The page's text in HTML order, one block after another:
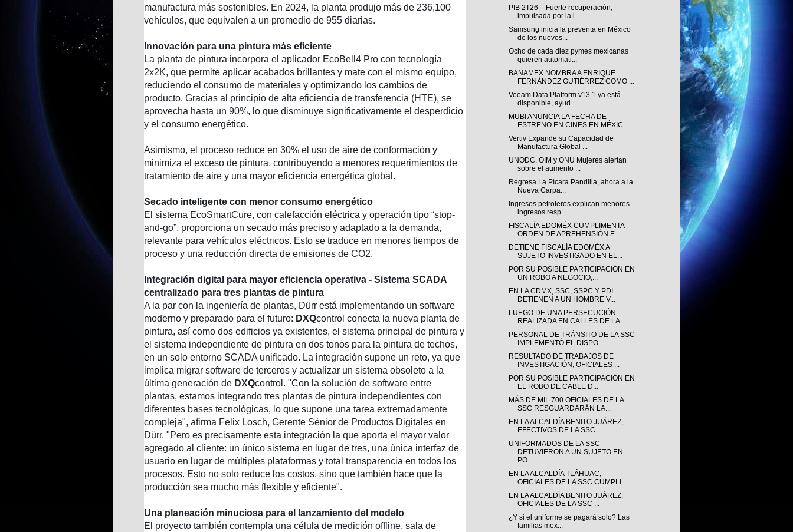
manufactura más sostenibles. En 2024, la planta produjo más de 236,100
vehículos, que equivalen a un promedio de 955 diarias.
Innovación para una pintura más eficiente
La planta de pintura incorpora el aplicador EcoBell4 Pro con tecnología
2x2K, que permite aplicar acabados brillantes y mate con el mismo equipo,
reduciendo el consumo de materiales y optimizando los cambios de
producto. Gracias al principio de alta eficiencia de transferencia (HTE), se
aprovecha hasta un 90%, lo que disminuye significativamente el desperdicio
y el consumo energético.
Asimismo, el proceso reduce en 30% el uso de aire de conformación y
minimiza el exceso de pintura, contribuyendo a menores requerimientos de
tratamiento de aire y una mayor eficiencia energética global.
Secado inteligente con menor consumo energético
El sistema EcoSmartCure, con calefacción eléctrica y operación tipo “stop-
and-go”, proporciona un secado más preciso y adaptado a la demanda,
relevante para vehículos eléctricos. Esto se traduce en menores tiempos de
proceso y una reducción directa de emisiones de CO2.
Integración digital para mayor eficiencia operativa - Sistema SCADA
centralizado para tres plantas de pintura
A la par con la ingeniería de plantas, Dürr está implementando un software
moderno y preparado para el futuro: DXQcontrol conecta la nueva planta de
pintura, así como dos edificios ya existentes, el sistema principal de pintura y
el sistema independiente de pintura en dos tonos para la pintura de techos,
en un solo entorno SCADA unificado. La integración supone un reto, ya que
implica migrar software de terceros y actualizar un sistema obsoleto a la
última generación de DXQcontrol. "Con la solución de software entre
plantas, estamos integrando tres plantas de pintura independientes con
diferentes bases tecnológicas, lo que supone una tarea extremadamente
compleja", afirma Felix Losch, Gerente Sénior de Productos Digitales en
Dürr. "Pero es precisamente esta integración la que aporta el mayor valor
agregado al cliente: un único sistema en lugar de tres, una única interfaz de
usuario en lugar de múltiples plataformas y total transparencia en todos los
procesos. Esto no solo reduce los costos, sino que también hace que la
producción sea mucho más flexible y eficiente".
Una planeación minuciosa para el lanzamiento del modelo
El proyecto también contempla una célula de medición offline, sala de
PIB 2T26 – Fuerte recuperación,
impulsada por la i...
Samsung inicia la preventa en México
de los nuevos...
Ocho de cada diez pymes mexicanas
quieren automati...
BANAMEX NOMBRA A ENRIQUE
FERNÁNDEZ GUTIÉRREZ COMO ...
Veeam Data Platform v13.1 ya está
disponible, ayud...
MUBI ANUNCIA LA FECHA DE
ESTRENO EN CINES EN MÉXIC...
Vertiv Expande su Capacidad de
Manufactura Global ...
UNODC, OIM y ONU Mujeres alertan
sobre el aumento ...
Regresa La Pícara Pandilla, ahora a la
Nueva Carpa...
Ingresos petroleros explican menores
ingresos resp...
FISCALÍA EDOMÉX CUMPLIMENTA
ORDEN DE APREHENSIÓN E...
DETIENE FISCALÍA EDOMÉX A
SUJETO INVESTIGADO EN EL...
POR SU POSIBLE PARTICIPACIÓN EN
UN ROBO A NEGOCIO,...
EN LA CDMX, SSC, SSPC Y PDI
DETIENEN A UN HOMBRE V...
LUEGO DE UNA PERSECUCIÓN
REALIZADA EN CALLES DE LA...
PERSONAL DE TRÁNSITO DE LA SSC
IMPLEMENTÓ EL DISPO...
RESULTADO DE TRABAJOS DE
INVESTIGACIÓN, OFICIALES ...
POR SU POSIBLE PARTICIPACIÓN EN
EL ROBO DE CABLE D...
MÁS DE MIL 700 OFICIALES DE LA
SSC RESGUARDARÁN LA...
EN LA ALCALDÍA BENITO JUÁREZ,
EFECTIVOS DE LA SSC ...
UNIFORMADOS DE LA SSC
DETUVIERON A UN SUJETO EN
PO...
EN LA ALCALDÍA TLÁHUAC,
OFICIALES DE LA SSC CUMPLI...
EN LA ALCALDÍA BENITO JUÁREZ,
OFICIALES DE LA SSC ...
¿Y si el uniforme se pagará solo? Las
familias mex...